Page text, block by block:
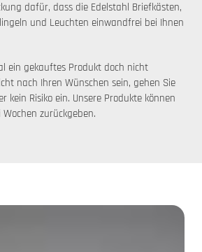
dafür, dass die Edelstahl Briefkästen,
und Leuchten einwandfrei bei Ihnen
ein gekauftes Produkt doch nicht
nach Ihren Wünschen sein, gehen Sie
kein Risiko ein. Unsere Produkte können
zurückgeben.